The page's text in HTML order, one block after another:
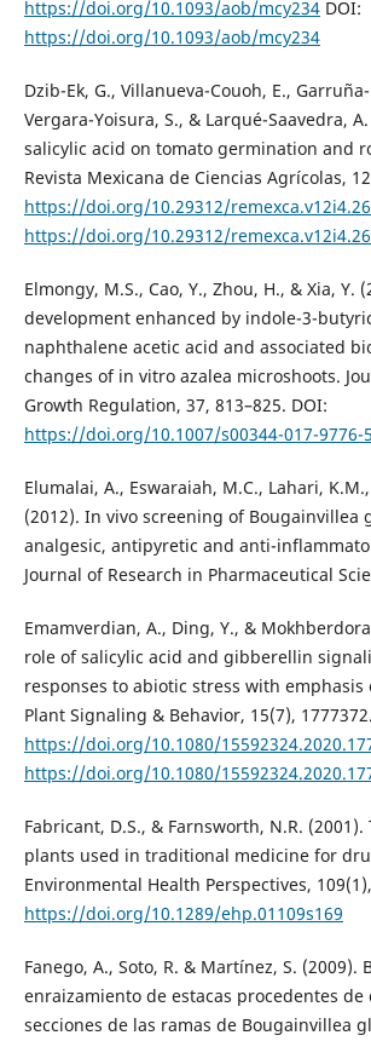
https://doi.org/10.1093/aob/mcy234DOI:
https://doi.org/10.1093/aob/mcy234
Dzib-Ek, G., Villanueva-Couoh, E.,
Vergara-Yoisura, S., & Larqué-Saavedra,
salicylic acid on tomato germination and
Revista Mexicana de Ciencias Agrícolas,
https://doi.org/10.29312/
https://doi.org/10.29312/
Elmongy, M.S., Cao, Y., Zhou, H., & Xia, Y.
development enhanced by indole-3-
naphthalene acetic acid and associated
changes of in vitro azalea microshoots.
Growth Regulation, 37, 813–825. DOI:
https://doi.org/10.1007/s00344-017-9776-5
Elumalai, A., Eswaraiah, M.C., Lahari,
(2012). In vivo screening of Bougainvillea
analgesic, antipyretic and anti-
Journal of Research in Pharmaceutical
Emamverdian, A., Ding, Y., &
role of salicylic acid and gibberellin
responses to abiotic stress with emphasis
Plant Signaling & Behavior, 15(7), 1777372.
https://doi.org/10.1080/
https://doi.org/10.1080/
Fabricant, D.S., & Farnsworth, N.R.
plants used in traditional medicine for
Environmental Health Perspectives,
https://doi.org/10.1289/ehp.01109s169
Fanego, A., Soto, R. & Martínez, S. (2009).
enraizamiento de estacas procedentes de
secciones de las ramas de Bougainvillea